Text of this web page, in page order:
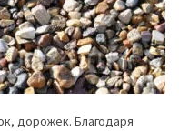
дорожек. Благодаря